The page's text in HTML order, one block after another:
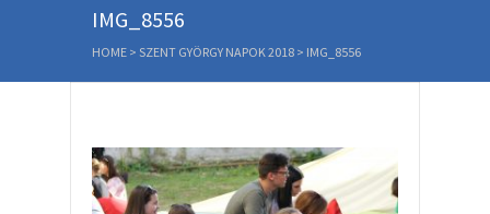
IMG_8556
HOME > SZENT GYÖRGY NAPOK 2018 > IMG_8556